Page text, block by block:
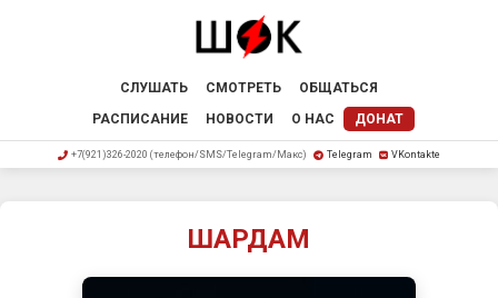
СЛУШАТЬ СМОТРЕТЬ
ОБЩАТЬСЯ
РАСПИСАНИЕ
НОВОСТИ О НАС ДОНАТ
+7(921)326-2020 (телефон/SMS/Telegram/Макс) Telegram VKontakte
ШАРДАМ